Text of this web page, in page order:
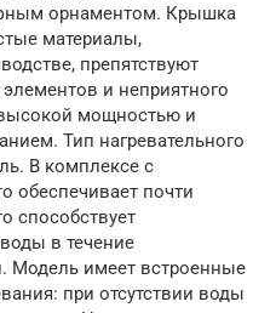
орнаментом. Крышка
материалы,
препятствуют
и неприятного
мощностью и
Тип нагревательного
В комплексе с
обеспечивает почти
способствует
в течение
Модель имеет встроенные
при отсутствии воды